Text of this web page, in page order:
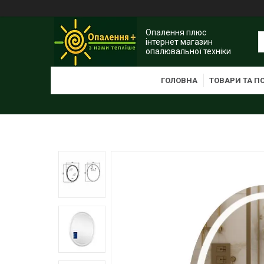
Опалення плюс
інтернет магазин
опалювальної техніки
ГОЛОВНА ТОВАРИ ТА